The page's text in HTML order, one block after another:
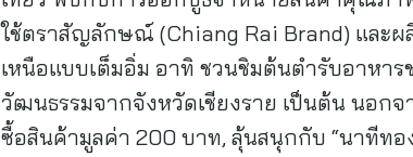
ใช้ตราสัญลักษณ์ (Chiang Rai Brand) และ
เหนือแบบเต็มอิ่ม อาทิ ชวนชิมต้นตำรับอาหา
วัฒนธรรมจากจังหวัดเชียงราย เป็นต้น นอก
ซื้อสินค้ามูลค่า 200 บาท, ลุ้นสนุกกับ “นาทีทอ